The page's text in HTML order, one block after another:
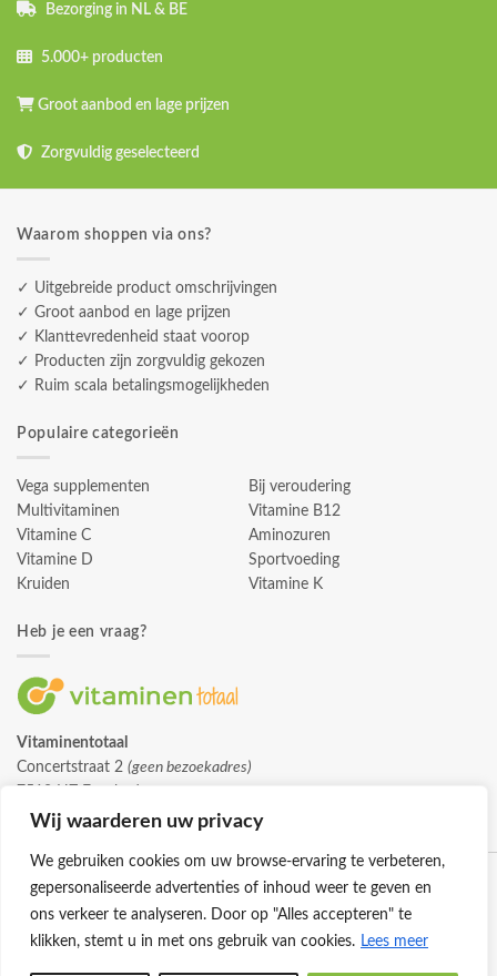
Wij waarderen uw privacy
We gebruiken cookies om uw browse-ervaring te verbeteren,
gepersonaliseerde advertenties of inhoud weer te geven en
ons verkeer te analyseren. Door op "Alles accepteren" te
klikken, stemt u in met ons gebruik van cookies. Lees meer
Bezorging in NL & BE
5.000+ producten
Groot aanbod en lage prijzen
Zorgvuldig geselecteerd
Waarom shoppen via ons?
✓ Uitgebreide product omschrijvingen
✓ Groot aanbod en lage prijzen
✓ Klanttevredenheid staat voorop
✓ Producten zijn zorgvuldig gekozen
✓ Ruim scala betalingsmogelijkheden
Populaire categorieën
Vega supplementen
Multivitaminen
Vitamine C
Vitamine D
Kruiden
Bij veroudering
Vitamine B12
Aminozuren
Sportvoeding
Vitamine K
Heb je een vraag?
Vitaminentotaal
Concertstraat 2 (geen bezoekadres)
info@vitaminentotaal.nl